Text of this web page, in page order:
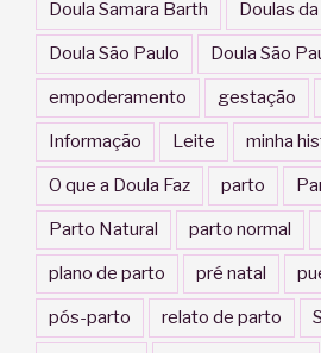
Doula Samara Barth Doulas
Doula São Paulo Doula São
empoderamento gestação
Informação Leite minha
O que a Doula Faz parto
Parto Natural parto normal
plano de parto pré natal
pós-parto relato de parto